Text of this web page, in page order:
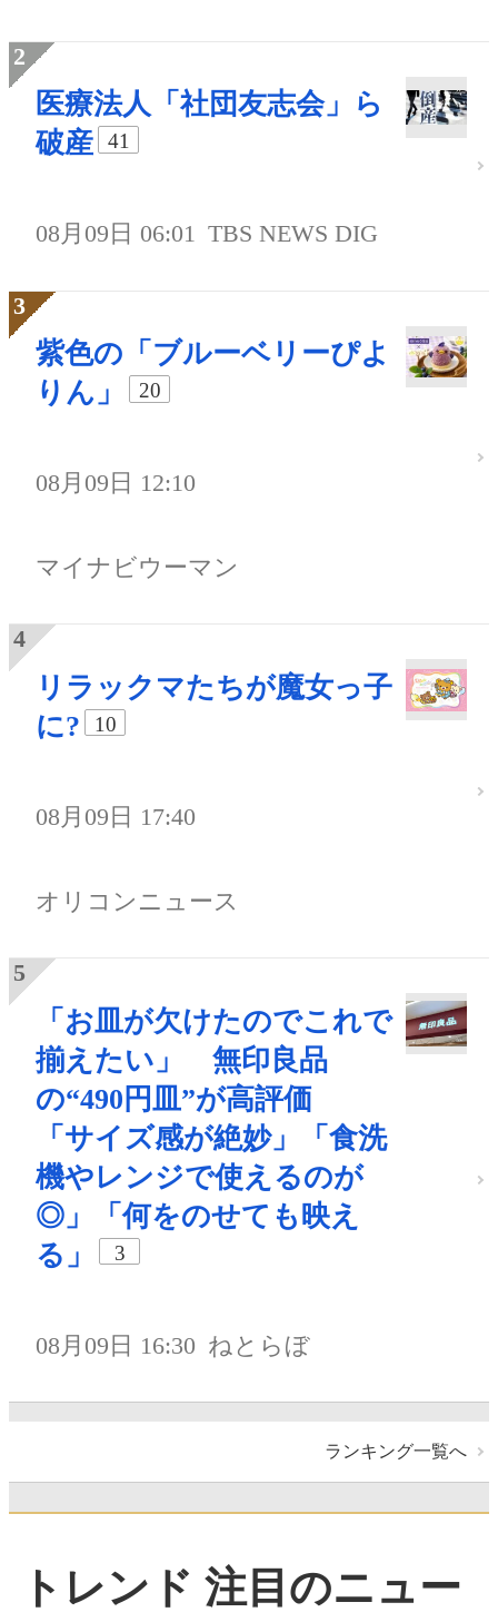
医療法人「社団友志会」ら
破産
41
08月09日 06:01 TBS NEWS DIG
紫色の「ブルーベリーぴよ
りん」
20
08月09日 12:10
マイナビウーマン
リラックマたちが魔女っ子
に?
10
08月09日 17:40
オリコンニュース
「お皿が欠けたのでこれで
揃えたい」 無印良品
の“490円皿”が高評価
「サイズ感が絶妙」「食洗
機やレンジで使えるのが
◎」「何をのせても映え
る」
3
08月09日 16:30 ねとらぼ
ランキング一覧へ
トレンド 注目のニュー